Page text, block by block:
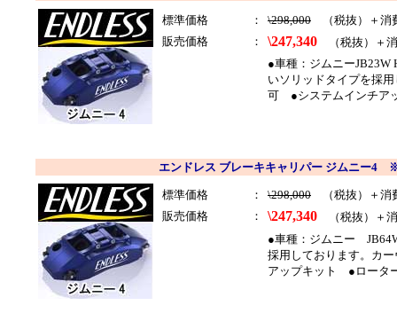
標準価格 ： \298,000 （税抜）＋消
販売価格
： \247,340 （税抜）＋
●車種：ジムニー
いソリッドタイプを採
可 ●システムインチア
エンドレス ブレーキキャリパー ジムニー4
標準価格 ： \298,000 （税抜）＋消
販売価格
： \247,340 （税抜）＋
●車種：ジムニー
採用しております。カ
アップキット ●ロータ